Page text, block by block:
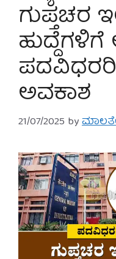
ಗುಪ್ತಚರ
ಅವಕಾಶ
21/07/2025 by